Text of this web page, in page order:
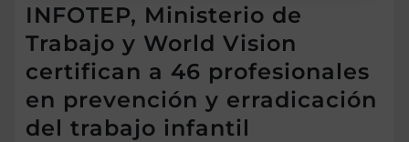
INFOTEP, Ministerio de
Trabajo y World Vision
certifican a 46 profesionales
en prevención y erradicación
del trabajo infantil